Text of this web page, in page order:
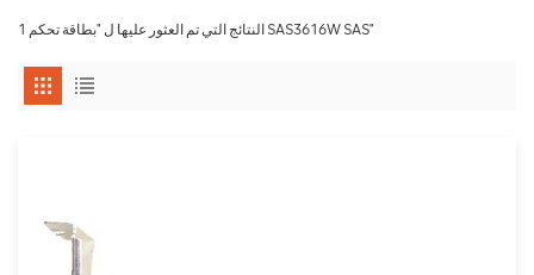
1 النتائج التي تم العثور عليها ل "بطاقة تحكم SAS3616W SAS"